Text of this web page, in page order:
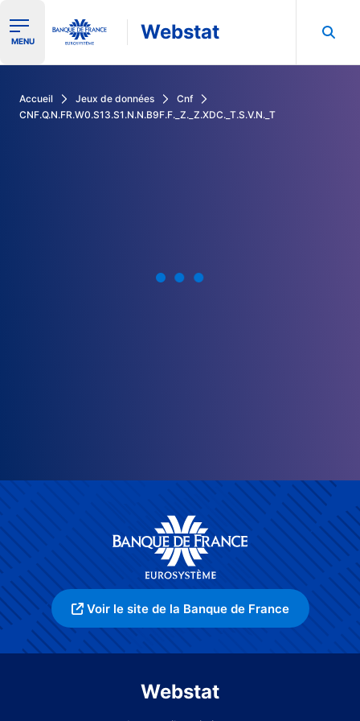
Ouvrir le menu de navigation
MENU Webstat
Accueil Jeux de données
Cnf
CNF.Q.N.FR.W0.S13.S1.N.N.B9F.F._Z._Z.XDC._T.S.V.N._T
Voir le site de la Banque de France
Webstat